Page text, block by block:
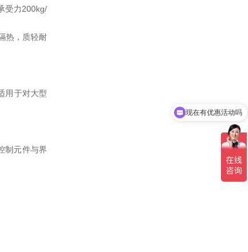
受力200kg/
热，质轻耐
用于对大型
制元件与界
可以介绍下你们的产品么